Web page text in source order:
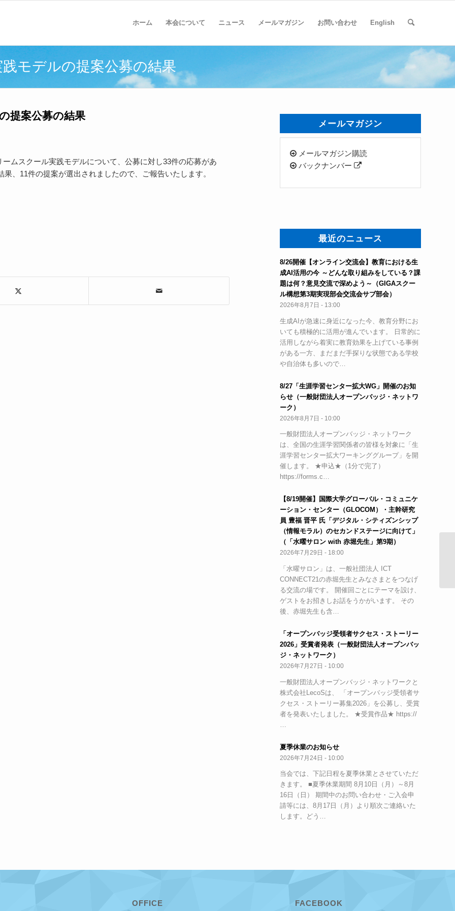
ホーム 本会について ニュース メールマガジン お問い合わせ English
モデルの提案公募の結果
提案公募の結果
ムスクール実践モデルについて、公募に対し33件の応募があ
、11件の提案が選出されましたので、ご報告いたします。
メールマガジン
メールマガジン購読
バックナンバー
最近のニュース
8/26開催【オンライン交流会】教育における生
成AI活用の今 ～どんな取り組みをしている？課
題は何？意見交流で深めよう～（GIGAスクー
ル構想第3期実現部会交流会サブ部会）
2026年8月7日 - 13:00
生成AIが急速に身近になった今、教育分野にお
いても積極的に活用が進んでいます。 日常的に
活用しながら着実に教育効果を上げている事例
がある一方、まだまだ手探りな状態である学校
や自治体も多いので…
8/27「生涯学習センター拡大WG」開催のお知
らせ（一般財団法人オープンバッジ・ネットワ
ーク）
2026年8月7日 - 10:00
一般財団法人オープンバッジ・ネットワーク
は、全国の生涯学習関係者の皆様を対象に「生
涯学習センター拡大ワーキンググループ」を開
催します。 ★申込★（1分で完了）
https://forms.c…
【8/19開催】国際大学グローバル・コミュニケ
ーション・センター（GLOCOM）・主幹研究
員 豊福 晋平 氏「デジタル・シティズンシップ
（情報モラル）のセカンドステージに向けて」
（「水曜サロン with 赤堀先生」第9期）
2026年7月29日 - 18:00
「水曜サロン」は、一般社団法人 ICT
CONNECT21の赤堀先生とみなさまとをつなげ
る交流の場です。 開催回ごとにテーマを設け、
ゲストをお招きしお話をうかがいます。 その
後、赤堀先生も含…
「オープンバッジ受領者サクセス・ストーリー
2026」受賞者発表（一般財団法人オープンバッ
ジ・ネットワーク）
2026年7月27日 - 10:00
一般財団法人オープンバッジ・ネットワークと
株式会社LecoSは、 「オープンバッジ受領者サ
クセス・ストーリー募集2026」を公募し、受賞
者を発表いたしました。 ★受賞作品★ https://
夏季休業のお知らせ
2026年7月24日 - 10:00
当会では、下記日程を夏季休業とさせていただ
きます。 ■夏季休業期間 8月10日（月）～8月
16日（日） 期間中のお問い合わせ・ご入会申
請等には、8月17日（月）より順次ご連絡いた
します。どう…
OFFICE FACEBOOK